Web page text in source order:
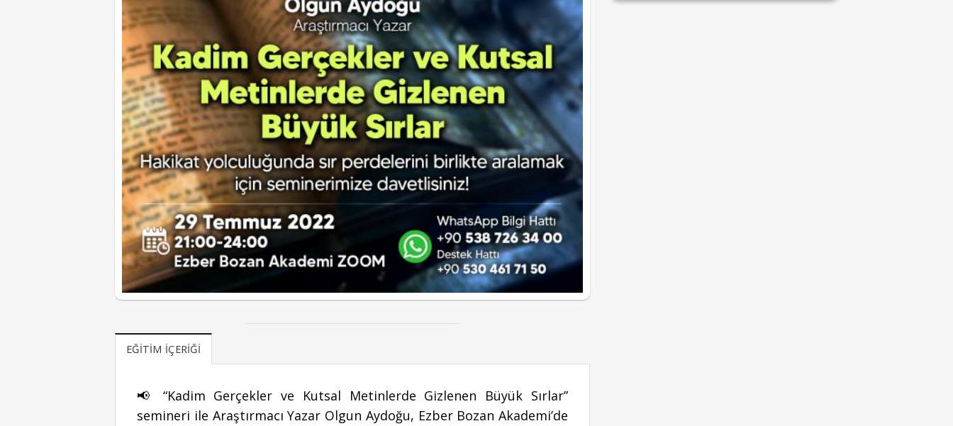
EĞITIM İÇERIĞI
📢 “Kadim Gerçekler ve Kutsal Metinlerde Gizlenen Büyük Sırlar”
semineri ile Araştırmacı Yazar Olgun Aydoğu, Ezber Bozan Akademi’de